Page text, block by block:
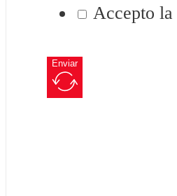
Accepto la
Enviar